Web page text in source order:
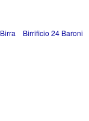
Birra
Birrificio 24 Baroni